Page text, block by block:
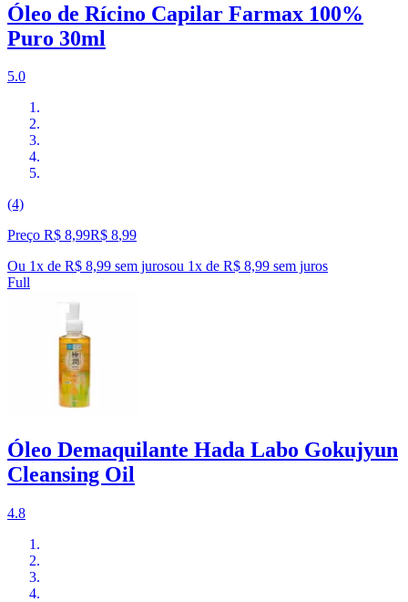
Óleo de Rícino Capilar Farmax 100%
Puro 30ml
5.0
(4)
Preço R$ 8,99R$ 8,99
Ou 1x de R$ 8,99 sem jurosou 1x de R$ 8,99 sem juros
Full
Óleo Demaquilante Hada Labo Gokujyun
Cleansing Oil
4.8